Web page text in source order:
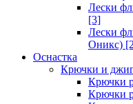
Лески
[3]
Лески
Оникс)
Оснастка
Крючки и
Крючки
Крючки